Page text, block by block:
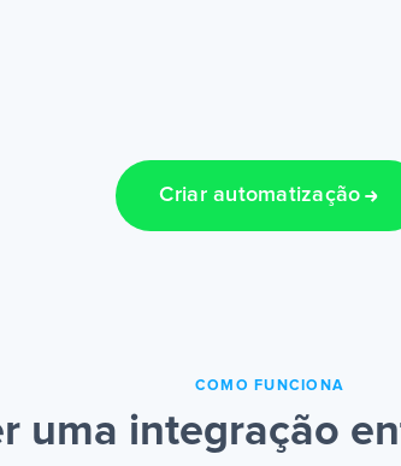
Criar automatização
COMO FUNCIONA
uma integração